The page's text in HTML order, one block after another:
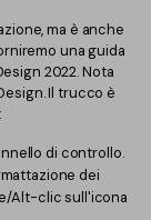
ma è anche
una guida
2022. Nota
Il trucco è
di controllo.
dei
Alt-clic sull'icona